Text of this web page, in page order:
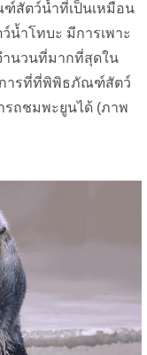
ฑ์สัตว์น้ำที่เป็นเหมือน
ำโทบะ มีการเพาะ
ำนวนที่มากที่สุดใน
การที่ที่พิพิธภัณฑ์สัตว์
ถชมพะยูนได้ (ภาพ